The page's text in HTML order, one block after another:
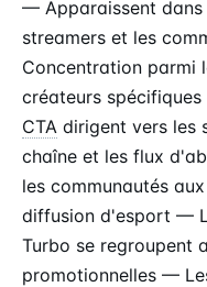
— Apparaissent dans
streamers et les
Concentration parmi
créateurs
CTA dirigent vers les
chaîne et les flux
les communautés
diffusion d'esport —
Turbo se regroupent
promotionnelles —